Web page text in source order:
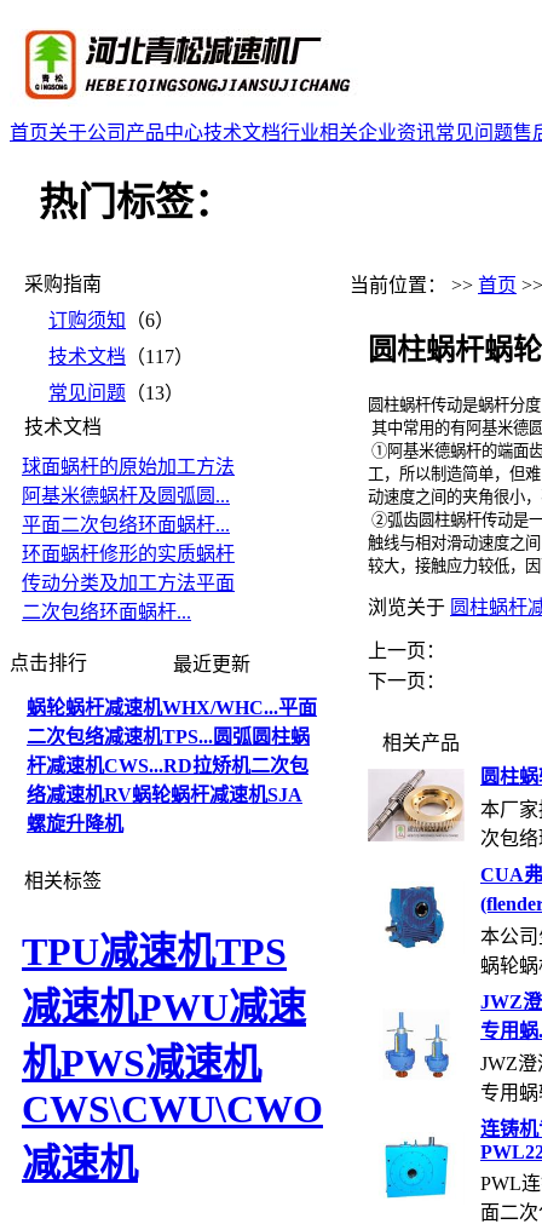
首页关于公司 产品中心技术文档行业相关企业资讯常见问题售
热门标签：
采购指南
订购须知
（6）
技术文档 （117）
常见问题 （13）
技术文档
球面蜗杆的原始加工方法
阿基米德蜗杆及圆弧圆...
平面二次包络环面蜗杆...
环面蜗杆修形的实质蜗杆
传动分类及加工方法平面
二次包络环面蜗杆...
点击排行 最近更新
蜗轮蜗杆减速机WHX/WHC...平面
二次包络减速机TPS...圆弧圆柱蜗
杆减速机CWS...RD拉矫机二次包
络减速机RV蜗轮蜗杆减速机SJA
螺旋升降机
相关标签
TPU减速机TPS
减速机PWU减速
机PWS减速机
CWS\CWU\CWO
减速机
当前位置： >> 首页
圆柱蜗杆蜗
圆柱蜗杆传动是蜗杆分
其中常用的有阿基米德
①阿基米德蜗杆的端面
工，所以制造简单，但
动速度之间的夹角很小
②弧齿圆柱蜗杆传动是
触线与相对滑动速度之
较大，接触应力较低，
浏览关于 圆柱蜗杆
上一页：
下一页：
相关产品
圆柱
本厂
次包
CUA
本公
蜗轮
JWZ
专用蜗
JWZ
专用蜗
连铸
PWL
面二